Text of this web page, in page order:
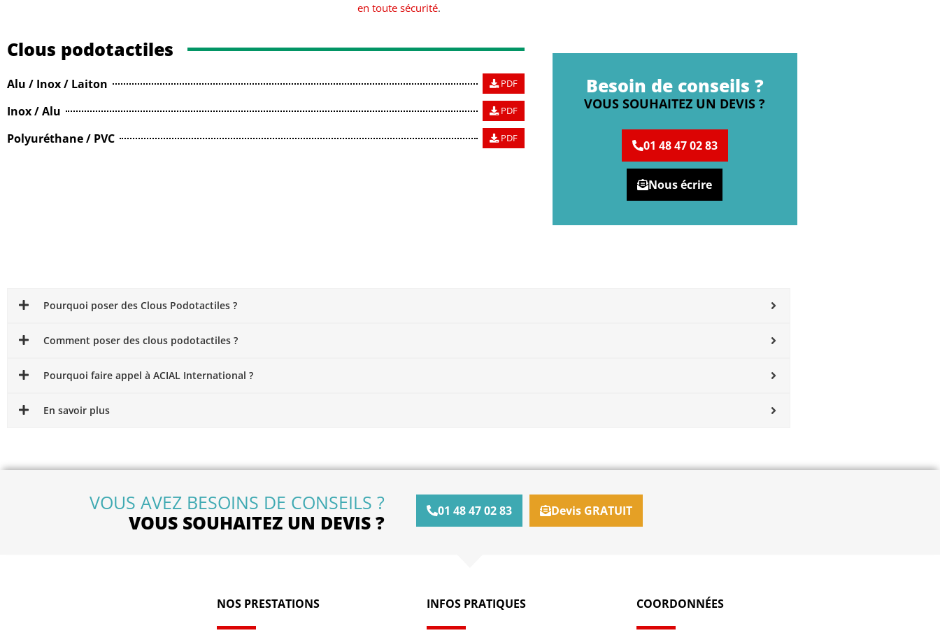
en toute sécurité.
Clous podotactiles
Alu / Inox / Laiton PDF
Inox / Alu PDF
Polyuréthane / PVC PDF
Besoin de conseils ?
VOUS SOUHAITEZ UN DEVIS ?
01 48 47 02 83
Nous écrire
Pourquoi poser des Clous Podotactiles ?
Comment poser des clous podotactiles ?
Pourquoi faire appel à ACIAL International ?
En savoir plus
VOUS AVEZ BESOINS DE CONSEILS ?
VOUS SOUHAITEZ UN DEVIS ?
01 48 47 02 83 Devis GRATUIT
NOS PRESTATIONS INFOS PRATIQUES COORDONNÉES